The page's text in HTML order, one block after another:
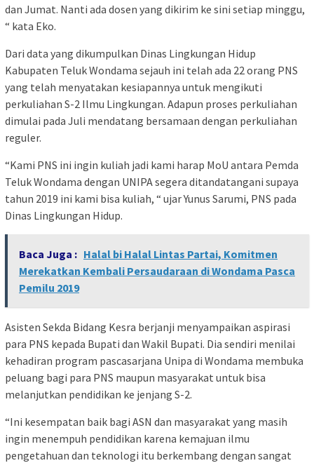
dan Jumat. Nanti ada dosen yang dikirim ke sini setiap minggu,
“ kata Eko.
Dari data yang dikumpulkan Dinas Lingkungan Hidup
Kabupaten Teluk Wondama sejauh ini telah ada 22 orang PNS
yang telah menyatakan kesiapannya untuk mengikuti
perkuliahan S-2 Ilmu Lingkungan. Adapun proses perkuliahan
dimulai pada Juli mendatang bersamaan dengan perkuliahan
reguler.
“Kami PNS ini ingin kuliah jadi kami harap MoU antara Pemda
Teluk Wondama dengan UNIPA segera ditandatangani supaya
tahun 2019 ini kami bisa kuliah, “ ujar Yunus Sarumi, PNS pada
Dinas Lingkungan Hidup.
Baca Juga : Halal bi Halal Lintas Partai, Komitmen
Merekatkan Kembali Persaudaraan di Wondama Pasca
Pemilu 2019
Asisten Sekda Bidang Kesra berjanji menyampaikan aspirasi
para PNS kepada Bupati dan Wakil Bupati. Dia sendiri menilai
kehadiran program pascasarjana Unipa di Wondama membuka
peluang bagi para PNS maupun masyarakat untuk bisa
melanjutkan pendidikan ke jenjang S-2.
“Ini kesempatan baik bagi ASN dan masyarakat yang masih
ingin menempuh pendidikan karena kemajuan ilmu
pengetahuan dan teknologi itu berkembang dengan sangat